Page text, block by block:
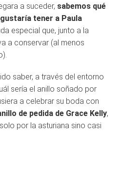
a suceder, sabemos qué
tener a Paula
especial que, junto a la
a conservar (al menos
saber, a través del entorno
sería el anillo soñado por
a celebrar su boda con
de pedida de Grace Kelly,
por la asturiana sino casi